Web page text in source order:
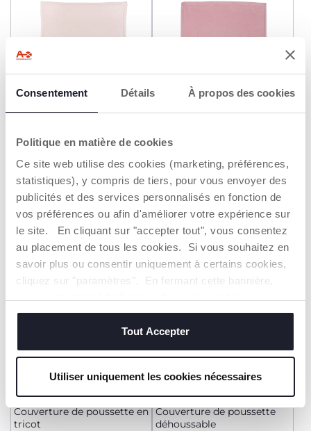
Consentement Détails À propos des cookies
Politique en matière de cookies
Ce site web utilise des cookies (marketing, préférences,
statistiques), y compris de tiers, pour vous envoyer des
publicités et des services personnalisés en fonction de
vos préférences ou afin d'améliorer votre expérience sur
le site. En cliquant sur "accepter tout", vous consentez
au placement de tous les cookies. Si vous souhaitez en
savoir plus ou consentir uniquement à certains cookies,
cliquez sur "paramètres". En fermant cette bannière,
techniques, qui sont essentiels au service demandé.
Tout Accepter
Utiliser uniquement les cookies nécessaires
Couverture de poussette en
tricot
69,99 €
AJOUTER
Couverture de poussette en
tricot
39,99 €
AJOUTER
Couverture de poussette en
tricot
Couverture de poussette
déhoussable